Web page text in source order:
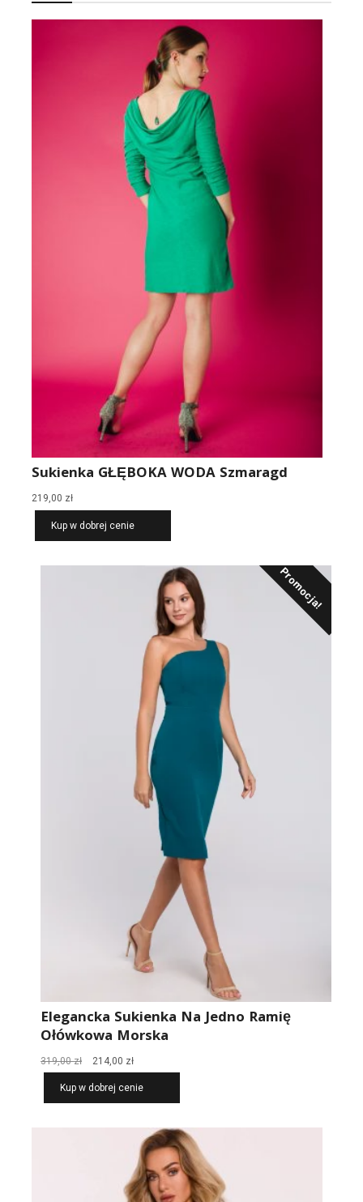
Sukienka GŁĘBOKA WODA Szmaragd
219,00 zł
Kup w dobrej cenie
Promocja!
Elegancka Sukienka Na Jedno Ramię
Ołówkowa Morska
319,00zł
Pierwotna
cena
wynosiła:
319,00 zł.
214,00 złAktualna
cena
wynosi:
214,00 zł.
Kup w dobrej cenie